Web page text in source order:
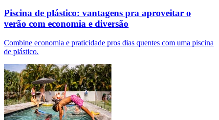
Piscina de plástico: vantagens pra aproveitar o
verão com economia e diversão
Combine economia e praticidade pros dias quentes com uma piscina
de plástico.